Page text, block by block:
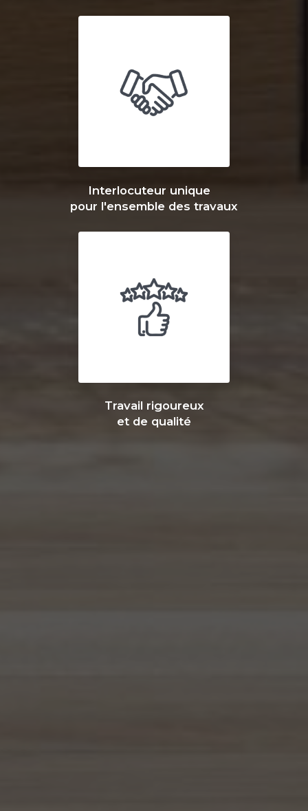
Interlocuteur unique
pour l'ensemble des travaux
Travail rigoureux
et de qualité